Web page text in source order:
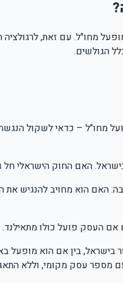
מחו"ל. עם זאת,
הגולשים.
– כדאי לשקול
האם החוק הישראלי
האם הוא מחויב להנגיש
אם העסק פועל כולו מתאילנד.
בישראל, בין אם הוא מופעל
מספר עסק מקומי, וללא